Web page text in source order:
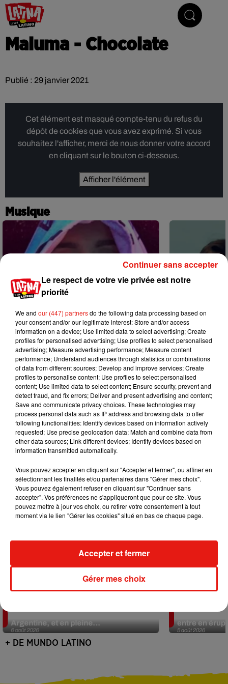
Maluma - Chocolate
Publié : 29 janvier 2021
Cet élément est masqué compte-tenu du refus du
dépôt de cookies que vous avez exprimé. Si vous
souhaitez l'afficher, merci de nous donner votre accord
en cliquant sur le bouton ci-dessous.
Afficher l'élément
Musique
6 août 2026
Karol G dévoile la tracklist de son
nouvel album… avec des invités...
5 août 2026
Benny
Becky G sur
+ DE MUSIQUE
Mundo Latino
6 août 2026
Le fourmilier géant fait son retour en
Argentine, et en pleine...
5 août 2026
Au
entre en
+ DE MUNDO LATINO
Le respect de votre vie privée est notre
priorité
We and our (447) partnersdo the following data processing based on
your consent and/or our legitimate interest: Store and/or access
information on a device; Use limited data to select advertising; Create
profiles for personalised advertising; Use profiles to select personalised
advertising; Measure advertising performance; Measure content
performance; Understand audiences through statistics or combinations
of data from different sources; Develop and improve services; Create
profiles to personalise content; Use profiles to select personalised
content; Use limited data to select content; Ensure security, prevent and
detect fraud, and fix errors; Deliver and present advertising and content;
Save and communicate privacy choices. These technologies may
process personal data such as IP address and browsing data to offer
following functionalities: Identify devices based on information actively
requested; Use precise geolocation data; Match and combine data from
other data sources; Link different devices; Identify devices based on
information transmitted automatically.
Vous pouvez accepter en cliquant sur "Accepter et fermer", ou affiner en
sélectionnant les finalités et/ou partenaires dans "Gérer mes choix".
Vous pouvez également refuser en cliquant sur "Continuer sans
accepter". Vos préférences ne s'appliqueront que pour ce site. Vous
pouvez mettre à jour vos choix, ou retirer votre consentement à tout
moment via le lien "Gérer les cookies" situé en bas de chaque page.
Gérer mes choix
Accepter et fermer
Continuer sans accepter